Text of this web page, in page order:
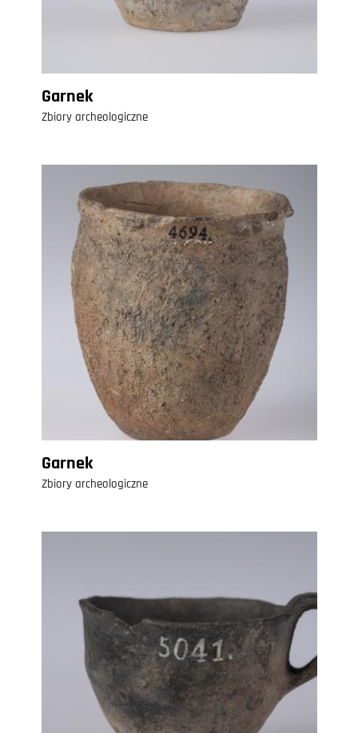
Garnek
Zbiory archeologiczne
Garnek
Zbiory archeologiczne